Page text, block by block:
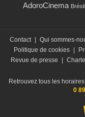
AdoroCinema Brésil
Contact | Qui sommes-
Politique de cookies |
Revue de presse
|
Retrouvez tous les
0